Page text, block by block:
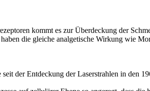
kommt es zur Überdeckung der
die gleiche analgetische Wirkung wie
der Entdeckung der Laserstrahlen in den